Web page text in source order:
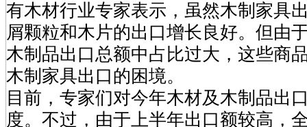
有木材行业专家表示，虽然木制家具
屑颗粒和木片的出口增长良好。但由
木制品出口总额中占比过大，这些商
木制家具出口的困境。
目前，专家们对今年木材及木制品出
度。不过，由于上半年出口额较高，